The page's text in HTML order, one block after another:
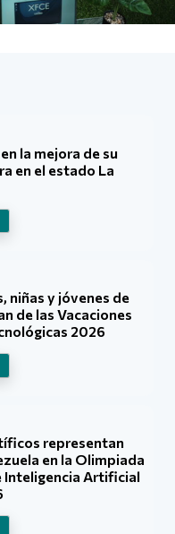
la mejora de su
en el estado La
niñas y jóvenes de
de las Vacaciones
2026
representan
en la Olimpiada
Inteligencia Artificial